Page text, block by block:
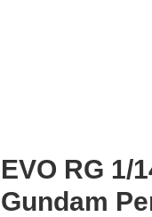
EVO RG 1/
Gundam